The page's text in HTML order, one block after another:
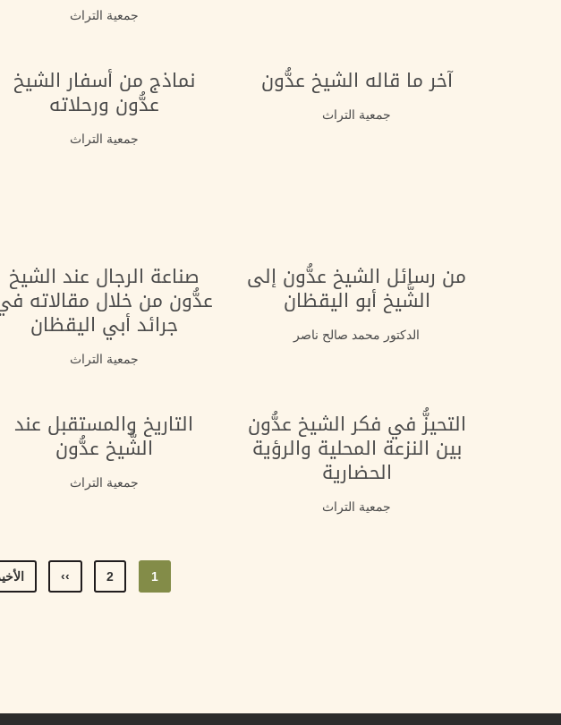
جمعية التراث
آخر ما قاله الشيخ عدُّون
جمعية التراث
نماذج من أسفار الشيخ
عدُّون ورحلاته
جمعية التراث
من رسائل الشيخ عدُّون إلى
الشَّيخ أبو اليقظان
الدكتور محمد صالح ناصر
صناعة الرجال عند الشيخ
عدُّون من خلال مقالاته
جرائد أبي اليقظان
جمعية التراث
التحيزُّ في فكر الشيخ عدُّون
بين النزعة المحلية والرؤية
الحضارية
جمعية التراث
التاريخ والمستقبل عند
الشَّيخ عدُّون
جمعية التراث
Current
1 الصفحة
2
Next
››